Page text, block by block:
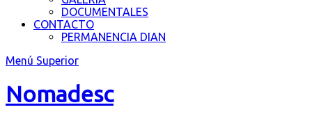
DOCUMENTALES
CONTACTO
PERMANENCIA DIAN
Menú Superior
Nomadesc